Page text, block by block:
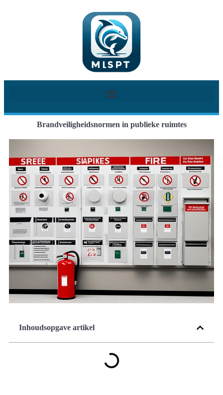
Brandveiligheidsnormen in publieke ruimtes
Inhoudsopgave artikel